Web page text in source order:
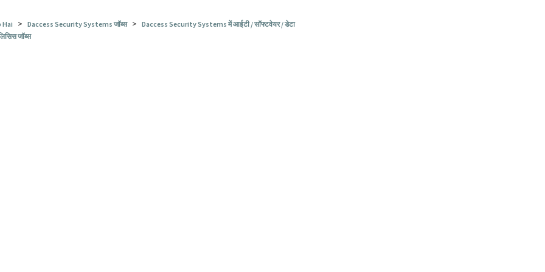
Hai > Daccess Security Systems जॉब्स > Daccess Security Systems में आईटी / सॉफ्टवेयर / डेटा
जॉब्स